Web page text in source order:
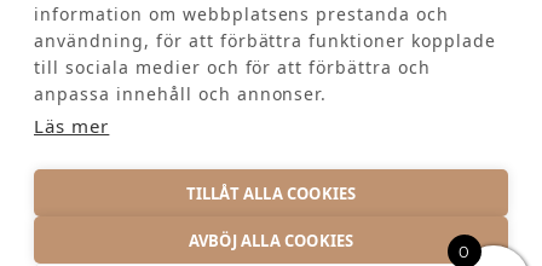
information om webbplatsens prestanda och
användning, för att förbättra funktioner kopplade
till sociala medier och för att förbättra och
anpassa innehåll och annonser.
Läs mer
TILLÅT ALLA COOKIES
AVBÖJ ALLA COOKIES
Kundinformation
Kontakta oss
Vanliga frågor
INTEGRITETSPOLICY 0